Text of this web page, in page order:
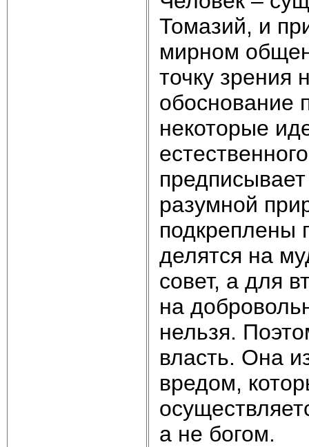
Томазий, и
мирном
точку
обоснование
некоторые
предписывает
разумной
подкреплены
делятся на
совет, а для
на
нельзя.
власть. Она
вредом,
а не богом.